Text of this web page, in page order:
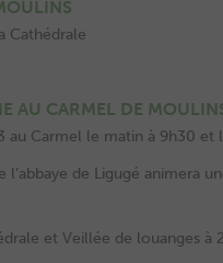
Cathédrale
AU CARMEL DE
Carmel le matin à 9h30 et
de Ligugé animera
et Veillée de louanges